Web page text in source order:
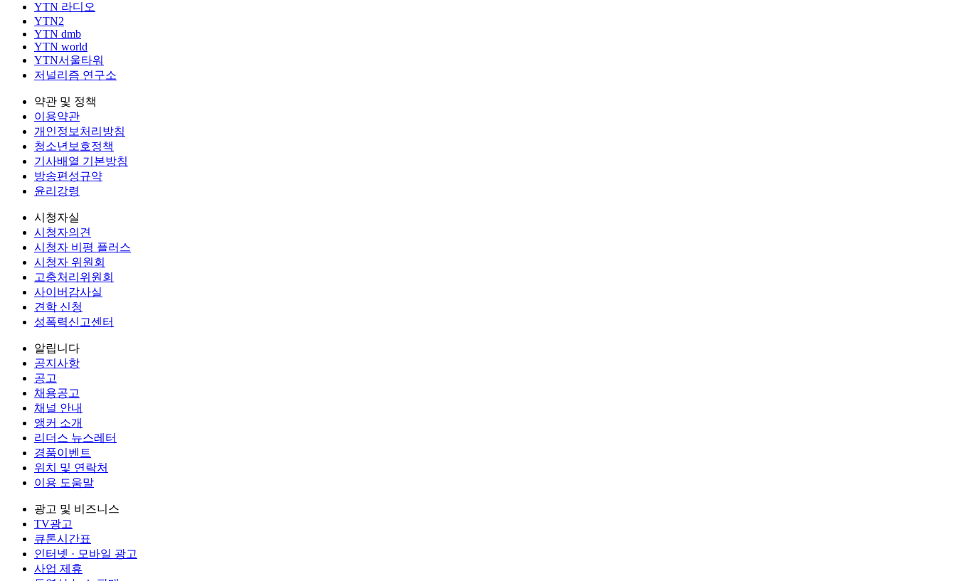
YTN 라디오
YTN2
YTN dmb
YTN world
YTN서울타워
저널리즘 연구소
약관 및 정책
이용약관
개인정보처리방침
청소년보호정책
기사배열 기본방침
방송편성규약
윤리강령
시청자실
시청자의견
시청자 비평 플러스
시청자 위원회
고충처리위원회
사이버감사실
견학 신청
성폭력신고센터
알립니다
공지사항
공고
채용공고
채널 안내
앵커 소개
리더스 뉴스레터
경품이벤트
위치 및 연락처
이용 도움말
광고 및 비즈니스
TV광고
큐톤시간표
인터넷 · 모바일 광고
사업 제휴